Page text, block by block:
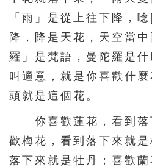
「雨」是從上往下降，
降，降是天花，天空當
羅」是梵語，曼陀羅是
叫適意，就是你喜歡什
頭就是這個花。
你喜歡蓮花，看到落
歡梅花，看到落下來就是
落下來就是牡丹；喜歡